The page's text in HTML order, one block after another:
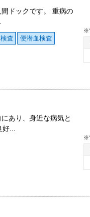
ドックです。 重病の
査
便潜血検査
※
あり、身近な病気と
...
※